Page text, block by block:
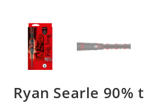
Ryan Searle 90%